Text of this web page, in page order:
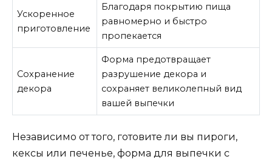
Ускоренное
приготовление
Благодаря покрытию пища
равномерно и быстро
пропекается
Сохранение
декора
Форма предотвращает
разрушение декора и
сохраняет великолепный вид
вашей выпечки
Независимо от того, готовите ли вы пироги,
кексы или печенье, форма для выпечки с